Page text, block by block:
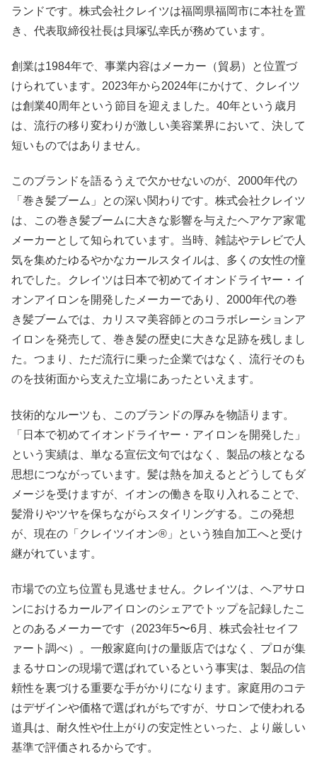
ランドです。株式会社クレイツは福岡県福岡市に本社を置
き、代表取締役社長は貝塚弘幸氏が務めています。
創業は1984年で、事業内容はメーカー（貿易）と位置づ
けられています。2023年から2024年にかけて、クレイツ
は創業40周年という節目を迎えました。40年という歳月
は、流行の移り変わりが激しい美容業界において、決して
短いものではありません。
このブランドを語るうえで欠かせないのが、2000年代の
「巻き髪ブーム」との深い関わりです。株式会社クレイツ
は、この巻き髪ブームに大きな影響を与えたヘアケア家電
メーカーとして知られています。当時、雑誌やテレビで人
気を集めたゆるやかなカールスタイルは、多くの女性の憧
れでした。クレイツは日本で初めてイオンドライヤー・イ
オンアイロンを開発したメーカーであり、2000年代の巻
き髪ブームでは、カリスマ美容師とのコラボレーションア
イロンを発売して、巻き髪の歴史に大きな足跡を残しまし
た。つまり、ただ流行に乗った企業ではなく、流行そのも
のを技術面から支えた立場にあったといえます。
技術的なルーツも、このブランドの厚みを物語ります。
「日本で初めてイオンドライヤー・アイロンを開発した」
という実績は、単なる宣伝文句ではなく、製品の核となる
思想につながっています。髪は熱を加えるとどうしてもダ
メージを受けますが、イオンの働きを取り入れることで、
髪滑りやツヤを保ちながらスタイリングする。この発想
が、現在の「クレイツイオン®」という独自加工へと受け
継がれています。
市場での立ち位置も見逃せません。クレイツは、ヘアサロ
ンにおけるカールアイロンのシェアでトップを記録したこ
とのあるメーカーです（2023年5〜6月、株式会社セイフ
ァート調べ）。一般家庭向けの量販店ではなく、プロが集
まるサロンの現場で選ばれているという事実は、製品の信
頼性を裏づける重要な手がかりになります。家庭用のコテ
はデザインや価格で選ばれがちですが、サロンで使われる
道具は、耐久性や仕上がりの安定性といった、より厳しい
基準で評価されるからです。